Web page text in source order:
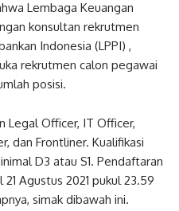
Lembaga Keuangan
konsultan rekrutmen
Indonesia (LPPI) ,
rekrutmen calon pegawai
posisi.
Legal Officer, IT Officer,
dan Frontliner. Kualifikasi
D3 atau S1. Pendaftaran
Agustus 2021 pukul 23.59
simak dibawah ini.